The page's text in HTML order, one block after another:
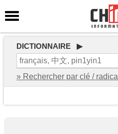
DICTIONNAIRE ▶
» Rechercher par clé / radical